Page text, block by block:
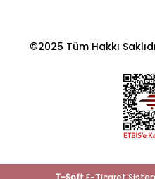
©2025 Tüm Hakkı